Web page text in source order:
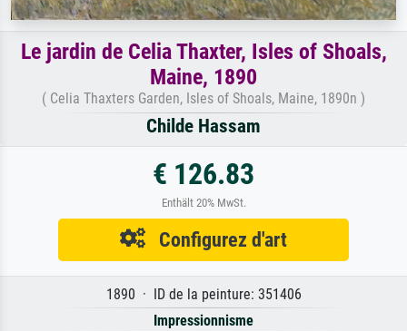
Le jardin de Celia Thaxter, Isles of Shoals,
Maine, 1890
( Celia Thaxters Garden, Isles of Shoals, Maine, 1890n )
Childe Hassam
€ 126.83
Enthält 20% MwSt.
Configurez d'art
1890 · ID de la peinture: 351406
Impressionnisme